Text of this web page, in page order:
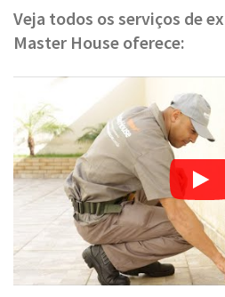
Veja todos os serviços de
Master House oferece: